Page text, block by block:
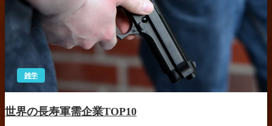
雑学
世界の長寿軍需企業TOP10